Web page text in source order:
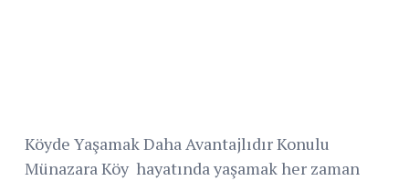
Köyde Yaşamak Daha Avantajlıdır Konulu
Münazara Köy hayatında yaşamak her zaman